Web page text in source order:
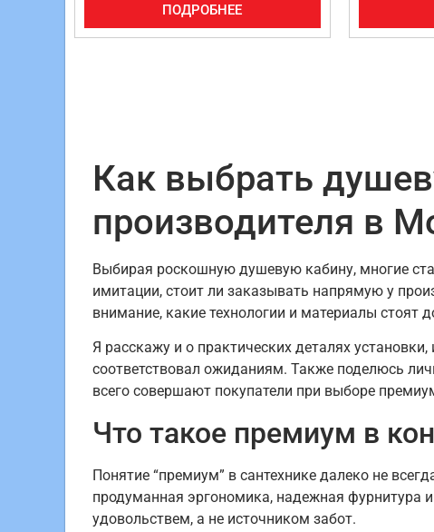
ПОДРОБНЕЕ
Как выбрать
производителя в
Выбирая роскошную душевую кабину, многие
имитации, стоит ли заказывать напрямую у
внимание, какие технологии и материалы стоят
Я расскажу и о практических деталях
соответствовал ожиданиям. Также поделюсь
всего совершают покупатели при выборе
Что такое премиум в
Понятие “премиум” в сантехнике далеко не
продуманная эргономика, надежная фурнитура
удовольствем, а не источником забот.